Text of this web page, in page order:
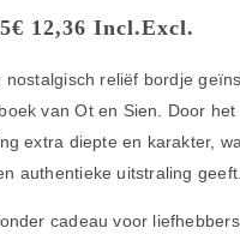
€ 12,36 Incl.Excl.
nostalgisch reliëf bordje
van Ot en Sien. Door
extra diepte en karakter,
authentieke uitstraling geeft.
cadeau voor